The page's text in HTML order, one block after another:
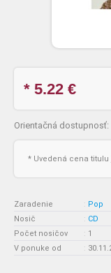
* 5.22 €
Orientačná dostupnosť:
* Uvedená cena titulu
Zaradenie : Pop
Nosič
: CD
Počet nosičov
: 1
V ponuke od
: